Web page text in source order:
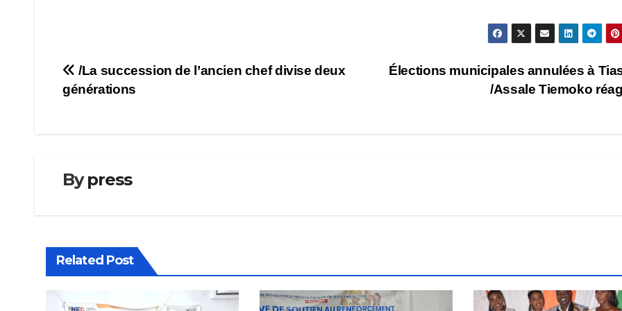
Navigation
de
Élections municipales annulées à
/Assale Tiemoko
/La succession de l’ancien chef divise deux
générations
Bypress
Related Post